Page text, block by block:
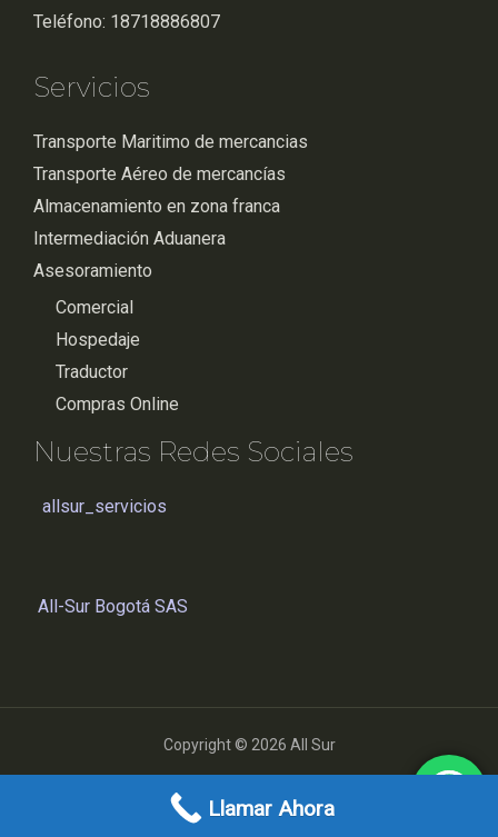
Teléfono: 18718886807
Servicios
Transporte Maritimo de mercancias
Transporte Aéreo de mercancías
Almacenamiento en zona franca
Intermediación Aduanera
Asesoramiento
Comercial
Hospedaje
Traductor
Compras Online
Nuestras Redes Sociales
allsur_servicios
All-Sur Bogotá SAS
Copyright © 2026 All Sur
Llamar Ahora